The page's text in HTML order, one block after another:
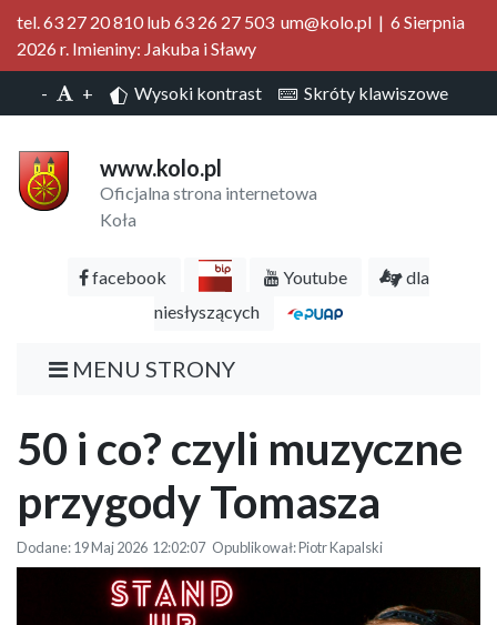
tel. 63 27 20 810 lub 63 26 27 503 um@kolo.pl | 6 Sierpnia
2026 r. Imieniny: Jakuba i Sławy
- + Wysoki kontrast Skróty klawiszowe
www.kolo.pl
Oficjalna strona internetowa
Koła
facebook Youtube
dla
niesłyszących
MENU STRONY
50 i co? czyli muzyczne
przygody Tomasza
Dodane: 19 Maj 2026 12:02:07 Opublikował: Piotr Kapalski